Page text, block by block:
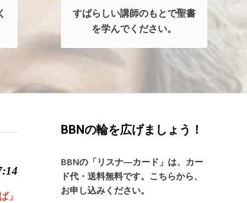
すばらしい講師のもとで聖書
を学んでください。
」
BBNの輪を広げましょう！
BBNの「リスナ―カード」は、カー
ド代・送料無料です。こちらから、
お申し込みください。